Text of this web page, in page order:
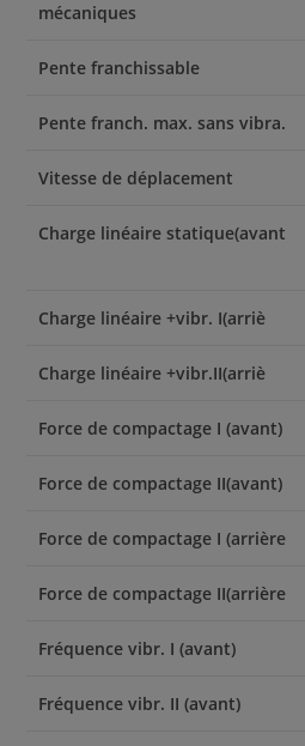
mécaniques
Pente franchissable
Pente franch. max. sans vibra.
Vitesse de déplacement
Charge linéaire statique(avant
Charge linéaire +vibr. I(arriè
Charge linéaire +vibr.II(arriè
Force de compactage I (avant)
Force de compactage II(avant)
Force de compactage I (arrière
Force de compactage II(arrière
Fréquence vibr. I (avant)
Fréquence vibr. II (avant)